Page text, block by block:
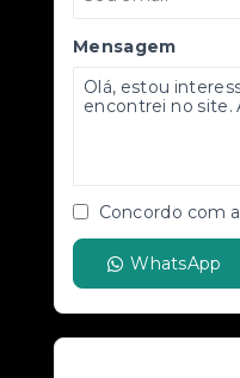
Mensagem
Concordo com a
WhatsApp